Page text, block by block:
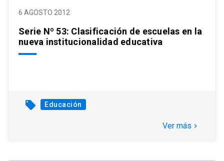
6 AGOSTO 2012
Serie Nº 53: Clasificación de escuelas en la
nueva institucionalidad educativa
local_offer Educación
Ver más keyboard_arrow_right